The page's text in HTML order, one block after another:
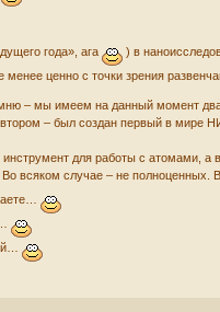
года», ага
) в
ценно с точки зрения
– мы имеем на данный момент
– был создан первый в мире
для работы с атомами,
Во всяком случае – не
й…